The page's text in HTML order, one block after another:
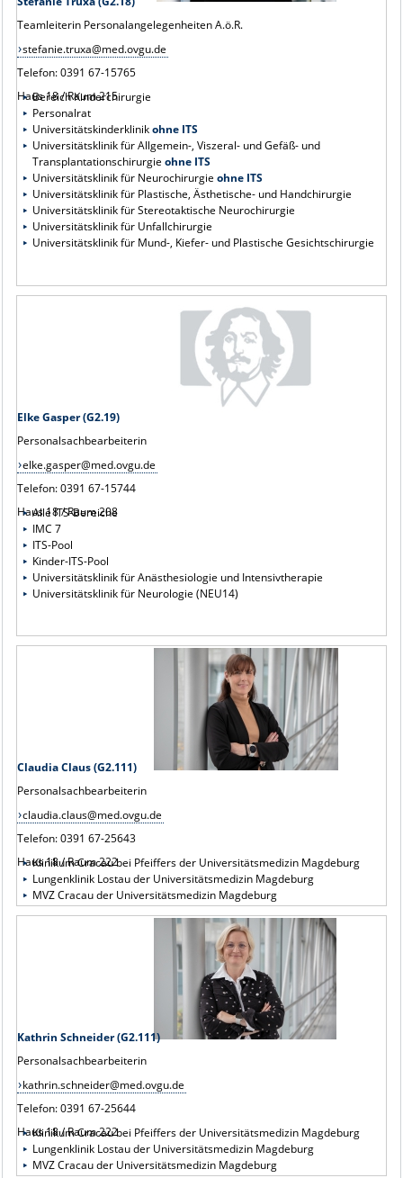
Teamleiterin Personalangelegenheiten A.ö.R.
stefanie.truxa@med.ovgu.de
Telefon: 0391 67-15765
Haus 18 / Raum 215
Bereich Kinderchirurgie
Personalrat
Universitätskinderklinikohne ITS
Universitätsklinik für Allgemein-, Viszeral- und Gefäß- und
Transplantationschirurgie ohne ITS
Universitätsklinik für Neurochirurgieohne ITS
Universitätsklinik für Plastische, Ästhetische- und Handchirurgie
Universitätsklinik für Stereotaktische Neurochirurgie
Universitätsklinik für Unfallchirurgie
Universitätsklinik für Mund-, Kiefer- und Plastische Gesichtschirurgie
Elke Gasper (G2.19)
Personalsachbearbeiterin
elke.gasper@med.ovgu.de
Telefon: 0391 67-15744
Haus 18 / Raum 208
Alle ITS-Bereiche
IMC 7
ITS-Pool
Kinder-ITS-Pool
Universitätsklinik für Anästhesiologie und Intensivtherapie
Universitätsklinik für Neurologie (NEU14)
Claudia Claus (G2.111)
Personalsachbearbeiterin
claudia.claus@med.ovgu.de
Telefon: 0391 67-25643
Haus 18 / Raum 222
Klinikum Cracau bei Pfeiffers der Universitätsmedizin Magdeburg
Lungenklinik Lostau der Universitätsmedizin Magdeburg
MVZ Cracau der Universitätsmedizin Magdeburg
Kathrin Schneider (G2.111)
Personalsachbearbeiterin
kathrin.schneider@med.ovgu.de
Telefon: 0391 67-25644
Haus 18 / Raum 222
Klinikum Cracau bei Pfeiffers der Universitätsmedizin Magdeburg
Lungenklinik Lostau der Universitätsmedizin Magdeburg
MVZ Cracau der Universitätsmedizin Magdeburg